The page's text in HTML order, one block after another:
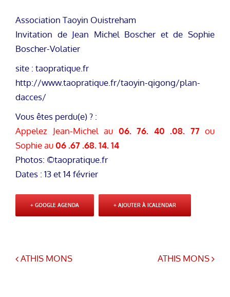
Association Taoyin Ouistreham
Invitation de Jean Michel Boscher et de Sophie
Boscher-Volatier
site : taopratique.fr
http://www.taopratique.fr/taoyin-qigong/plan-
dacces/
Vous êtes perdu(e) ? :
Appelez Jean-Michel au 06. 76. 40 .08. 77 ou
Sophie au06 .67 .68. 14. 14
Photos: ©taopratique.fr
Dates : 13 et 14 février
+ GOOGLE AGENDA + AJOUTER À ICALENDAR
ATHIS MONS ATHIS MONS